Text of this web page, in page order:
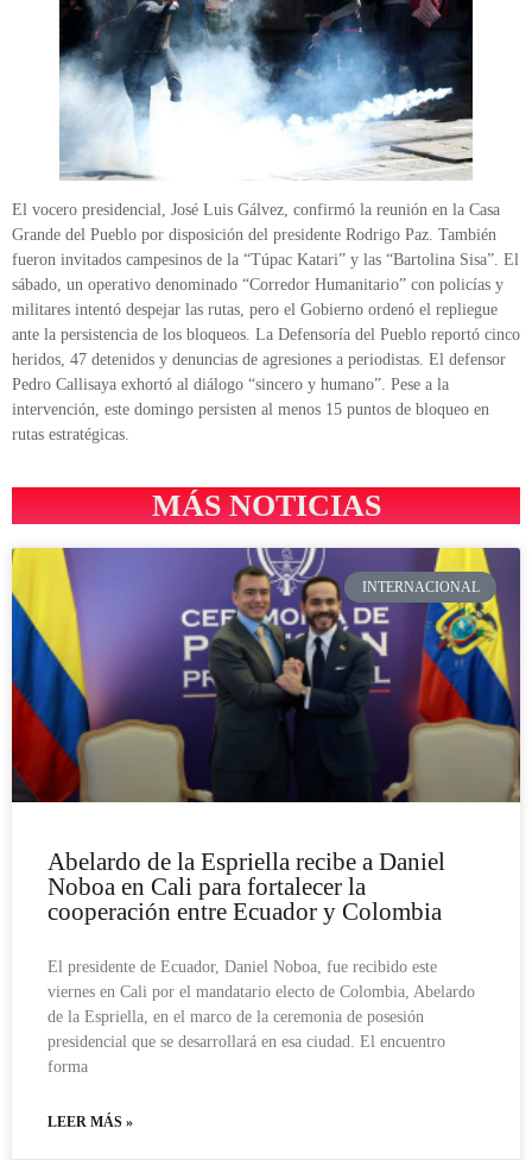
El vocero presidencial, José Luis Gálvez, confirmó la reunión en la Casa
Grande del Pueblo por disposición del presidente Rodrigo Paz. También
fueron invitados campesinos de la “Túpac Katari” y las “Bartolina Sisa”. El
sábado, un operativo denominado “Corredor Humanitario” con policías y
militares intentó despejar las rutas, pero el Gobierno ordenó el repliegue
ante la persistencia de los bloqueos. La Defensoría del Pueblo reportó cinco
heridos, 47 detenidos y denuncias de agresiones a periodistas. El defensor
Pedro Callisaya exhortó al diálogo “sincero y humano”. Pese a la
intervención, este domingo persisten al menos 15 puntos de bloqueo en
rutas estratégicas.
MÁS NOTICIAS
INTERNACIONAL
Abelardo de la Espriella recibe a Daniel
Noboa en Cali para fortalecer la
cooperación entre Ecuador y Colombia
El presidente de Ecuador, Daniel Noboa, fue recibido este
viernes en Cali por el mandatario electo de Colombia, Abelardo
de la Espriella, en el marco de la ceremonia de posesión
presidencial que se desarrollará en esa ciudad. El encuentro
forma
LEER MÁS »